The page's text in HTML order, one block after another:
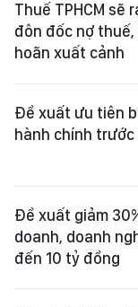
Thuế TPHCM sẽ
đôn đốc nợ
hoãn xuất cảnh
Đề xuất ưu tiên
hành chính
Đề xuất giảm
doanh, doanh
đến 10 tỷ đồng